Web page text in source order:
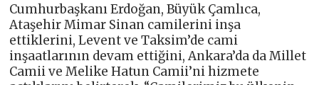
Cumhurbaşkanı Erdoğan, Büyük Çamlıca,
Ataşehir Mimar Sinan camilerini inşa
ettiklerini, Levent ve Taksim’de cami
inşaatlarının devam ettiğini, Ankara’da da Millet
Camii ve Melike Hatun Camii’ni hizmete